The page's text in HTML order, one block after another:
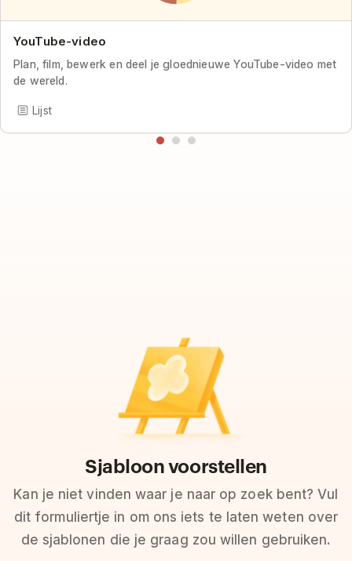
YouTube-video
Plan, film, bewerk en deel je gloednieuwe YouTube-video met
de wereld.
Lijst
Sjabloon voorstellen
Kan je niet vinden waar je naar op zoek bent? Vul
dit formuliertje in om ons iets te laten weten over
de sjablonen die je graag zou willen gebruiken.